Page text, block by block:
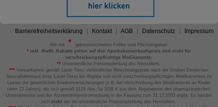
Barrierefreiheitserklärung Kontakt AGB Datenschutz Impressum
Alle mit
gekennzeichneten Felder sind Pflichtangaben.
*inkl. MwSt. Rabatte gelten auf den Apothekenverkaufspreis und nicht für
verschreibungspflichtige Medikamente.
** Unverbindliche Preisempfehlung des Herstellers.
*** Verkaufspreis gemäß Lauer-Taxe; verbindlicher Abrechnungspreis nach der Großen Deutschen
Spezialitätentaxe (sog. Lauer-Taxe) bei Abgabe von nicht verschreibungspflichtigen Medikamenten zu
Lasten der gesetzlichen Krankenversicherungen (z.B. bei Verschreibung des Medikaments an Kinder
unter 12 Jahren), die sich gemäß §129 Abs. 5a SGB V aus dem Abgabepreis des pharmazeutischen
Unternehmens und der Arzneimittelpreisverordnung in der Fassung zum 31.12.2003 ergibt. Es handelt
sich nicht um die unverbindliche Preisempfehlung des Herstellers.